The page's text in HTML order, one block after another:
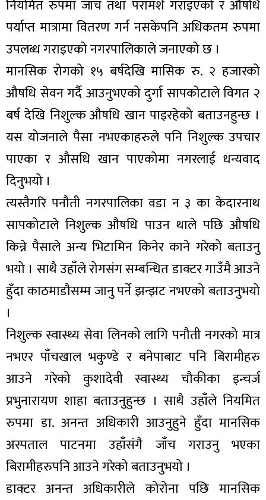
नियमित रुपमा जाँच तथा परामर्श गराइएको र औषधि
पर्याप्त मात्रामा वितरण गर्न नसकेपनि अधिकतम रुपमा
उपलब्ध गराइएको नगरपालिकाले जनाएको छ ।
मानसिक रोगको १५ बर्षदेखि मासिक रु. २ हजारको
औषधि सेवन गर्दै आउनुभएको दुर्गा सापकोटाले विगत २
बर्ष देखि निशुल्क औषधि खान पाइरहेको बताउनहुन्छ ।
यस योजनाले पैसा नभएकाहरुले पनि निशुल्क उपचार
पाएका र औसधि खान पाएकोमा नगरलाई धन्यवाद
दिनुभयो ।
त्यस्तैगरि पनौती नगरपालिका वडा न ३ का केदारनाथ
सापकोटाले निशुल्क औषधि पाउन थाले पछि औषधि
किन्ने पैसाले अन्य भिटामिन किनेर काने गरेको बताउनु
भयो । साथै उहाँले रोगसंग सम्बन्धित डाक्टर गाउँमै आउने
हुँदा काठमाडौसम्म जानु पर्ने झन्झट नभएको बताउनुभयो
।
निशुल्क स्वास्थ्य सेवा लिनको लागि पनौती नगरको मात्र
नभएर पाँचखाल भकुण्डे र बनेपाबाट पनि बिरामीहरु
आउने गरेको कुशादेवी स्वास्थ्य चौकीका इन्चर्ज
प्रभुनारायण शाहा बताउनुहुन्छ । साथै उहाँले नियमित
रुपमा डा. अनन्त अधिकारी आउनुहुने हुँदा मानसिक
अस्पताल पाटनमा उहाँसंगै जाँच गराउनु भएका
बिरामीहरुपनि आउने गरेको बताउनुभयो ।
डाक्टर अनन्त अधिकारीले कोरोना पछि मानसिक